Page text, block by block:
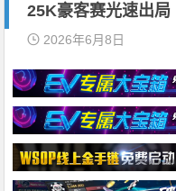
25K豪客赛光速出局
2026年6月8日